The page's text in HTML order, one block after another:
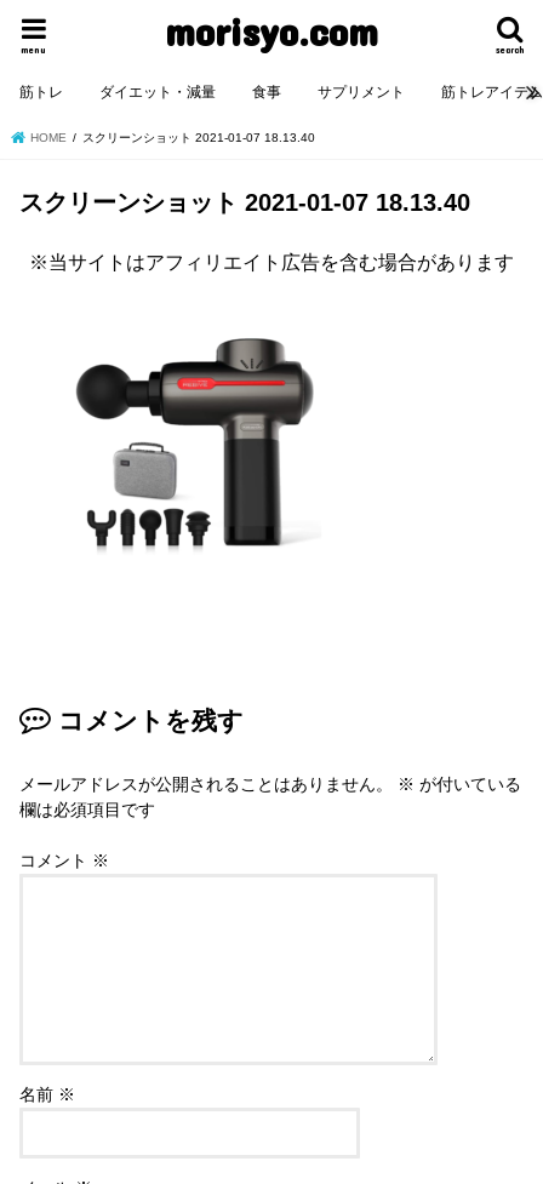
morisyo.com search
menu
筋トレ ダイエット・減量 食事 サプリメント 筋トレアイテム
HOME スクリーンショット 2021-01-07 18.13.40
スクリーンショット 2021-01-07 18.13.40
※当サイトはアフィリエイト広告を含む場合があります
コメントを残す
メールアドレスが公開されることはありません。 ※ が付いている
欄は必須項目です
コメント ※
名前 ※